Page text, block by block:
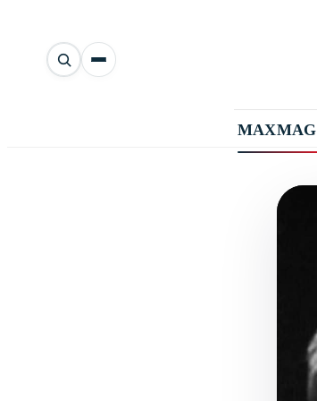
Αναζήτηση
άρθρων
MAXMAG